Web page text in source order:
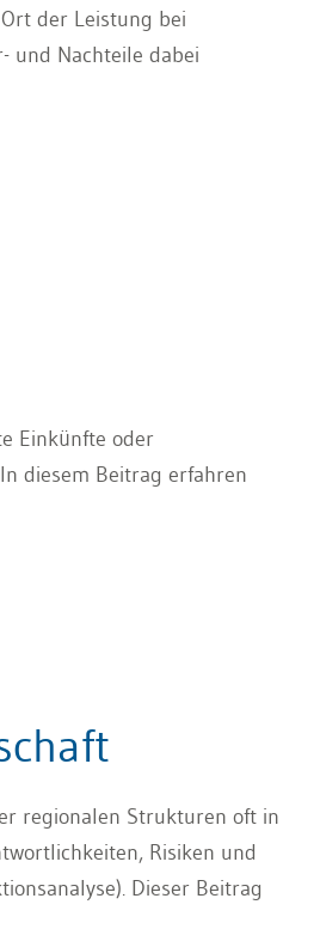
der Leistung bei
und Nachteile dabei
Einkünfte oder
diesem Beitrag erfahren
regionalen Strukturen oft in
Risiken und
Dieser Beitrag